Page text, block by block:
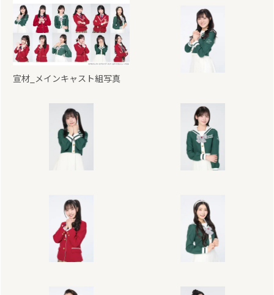
宣材_メインキャスト組写真